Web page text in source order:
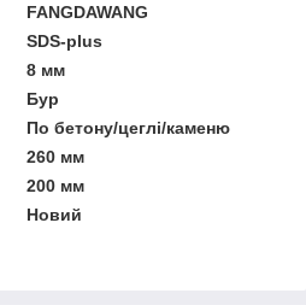
FANGDAWANG
SDS-plus
8 мм
Бур
По бетону/цеглі/каменю
260 мм
200 мм
Новий